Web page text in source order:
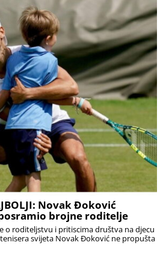
Novak Đoković
brojne roditelje
o roditeljstvu i pritiscima društva na djecu
svijeta Novak Đoković ne propušta